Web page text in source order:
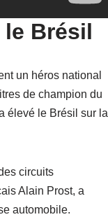
le Brésil
un héros national
de champion du
élevé le Brésil sur la
circuits
Alain Prost, a
automobile.